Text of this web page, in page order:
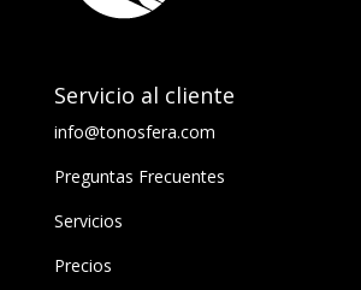
Servicio al cliente
info@tonosfera.com
Preguntas Frecuentes
Servicios
Precios